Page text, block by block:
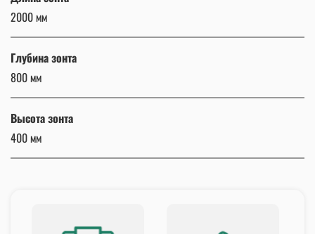
2000 мм
Глубина зонта
800 мм
Высота зонта
400 мм